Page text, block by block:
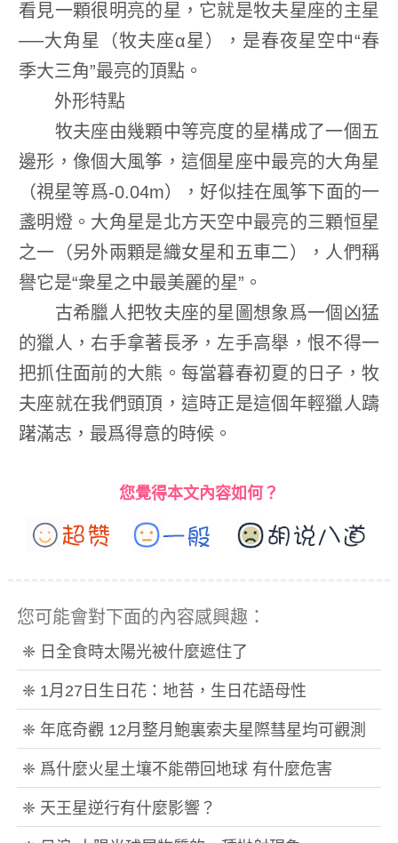
看見一顆很明亮的星，它就是牧夫星座的主星
──大角星（牧夫座α星），是春夜星空中“春
季大三角”最亮的頂點。
外形特點
牧夫座由幾顆中等亮度的星構成了一個五
邊形，像個大風筝，這個星座中最亮的大角星
（視星等爲-0.04m），好似挂在風筝下面的一
盞明燈。大角星是北方天空中最亮的三顆恒星
之一（另外兩顆是織女星和五車二），人們稱
譽它是“衆星之中最美麗的星”。
古希臘人把牧夫座的星圖想象爲一個凶猛
的獵人，右手拿著長矛，左手高舉，恨不得一
把抓住面前的大熊。每當暮春初夏的日子，牧
夫座就在我們頭頂，這時正是這個年輕獵人躊
躇滿志，最爲得意的時候。
您覺得本文內容如何？
您可能會對下面的內容感興趣：
❈ 日全食時太陽光被什麼遮住了
❈ 1月27日生日花：地苔，生日花語母性
❈ 年底奇觀 12月整月鮑裏索夫星際彗星均可觀測
❈ 爲什麼火星土壤不能帶回地球 有什麼危害
❈ 天王星逆行有什麼影響？